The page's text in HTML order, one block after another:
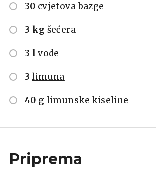
30 cvjetova bazge
3 kg šećera
3 l vode
3 limuna
40 g limunske kiseline
Priprema